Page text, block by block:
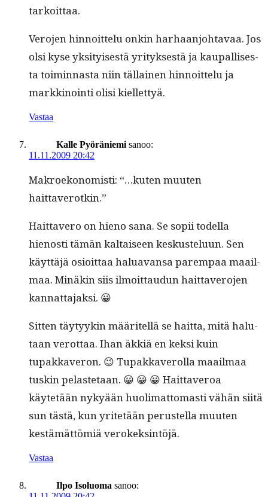
tarkoittaa.
Vero­jen hin­noit­telu onkin harhaan­jo­htavaa. Jos
olsi kyse yksi­tyis­es­tä yri­tyk­ses­tä ja kau­pal­lis­es­
ta toimin­nas­ta niin täl­lainen hin­noit­telu ja
markki­noin­ti olisi kiellettyä.
Vastaa
Kalle Pyöräniemi sanoo:
11.11.2009 20:42
Makroekon­o­misti: “…kuten muuten
haittaverotkin.”
Hait­tavero on hieno sana. Se sopii todel­la
hienos­ti tämän kaltaiseen keskustelu­un. Sen
käyt­täjä osioit­taa halu­a­vansa parem­paa maail­
maa. Minäkin siis ilmoit­taudun hait­tavero­jen
kannattajaksi. 😀
Sit­ten täy­tyykin määritel­lä se hait­ta, mitä halu­
taan verot­taa. Ihan äkkiä en kek­si kuin
tupakkaveron. 😉 Tupakkaverol­la maail­maa
tuskin pelaste­taan. 😀 😀 😀 Hait­taveroa
käytetään nykyään huoli­mat­tomasti vähän siitä
sun tästä, kun yritetään perustel­la muuten
kestämät­tömiä verokeksintöjä.
Vastaa
Ilpo Isoluoma sanoo: